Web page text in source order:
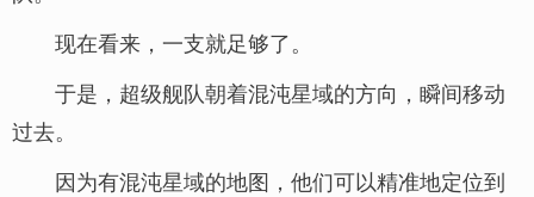
现在看来，一支就足够了。
于是，超级舰队朝着混沌星域的方向，瞬间移动
过去。
因为有混沌星域的地图，他们可以精准地定位到